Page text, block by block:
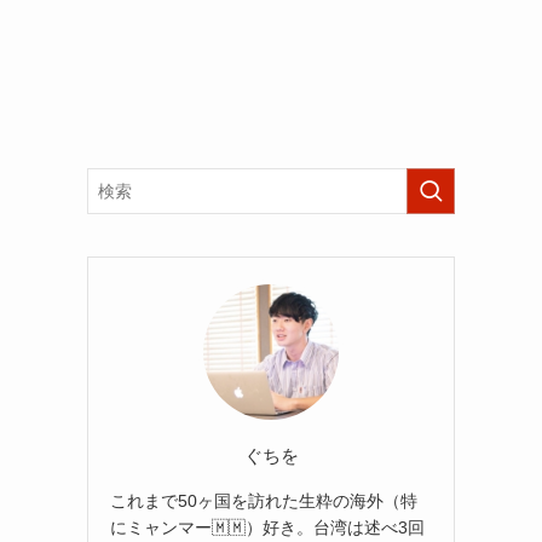
ぐちを
これまで50ヶ国を訪れた生粋の海外（特
にミャンマー🇲🇲）好き。台湾は述べ3回